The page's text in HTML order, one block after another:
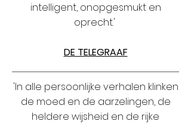
intelligent, onopgesmukt en
oprecht.'
DE TELEGRAAF
'In alle persoonlijke verhalen klinken
de moed en de aarzelingen, de
heldere wijsheid en de rijke